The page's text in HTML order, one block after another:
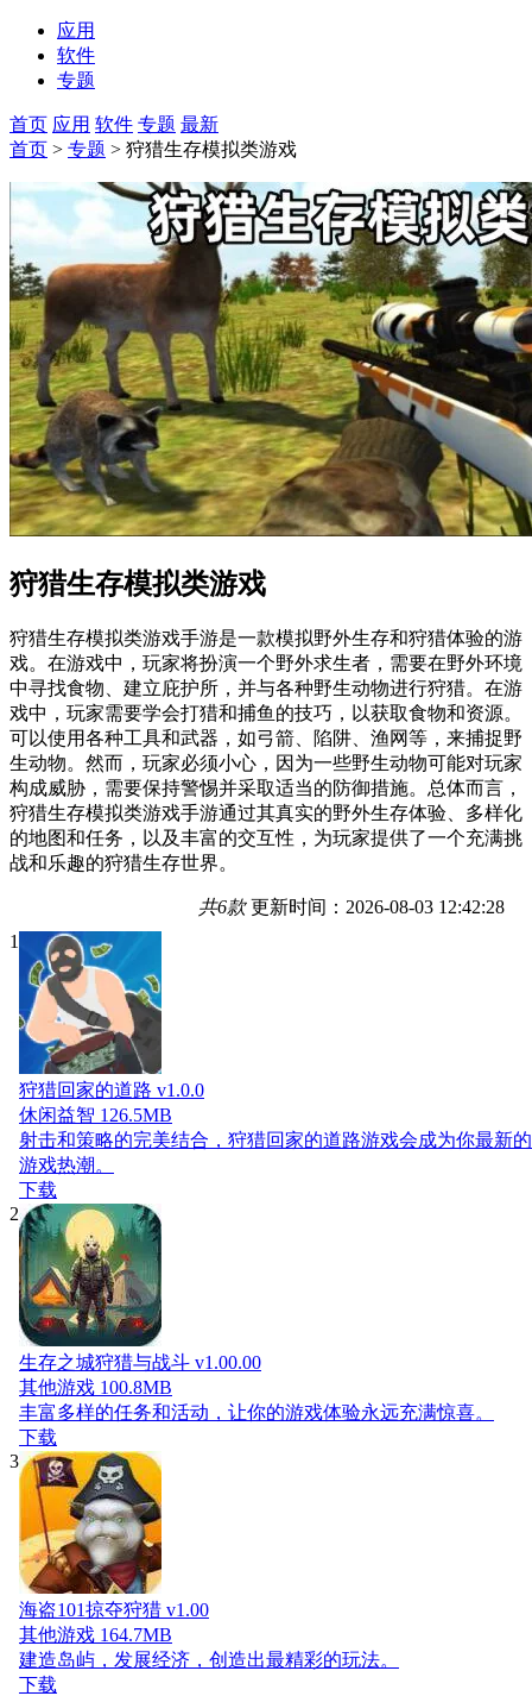
应用
软件
专题
首页 应用 软件 专题 最新
首页 > 专题 > 狩猎生存模拟类游戏
狩猎生存模拟类游戏
狩猎生存模拟类游戏手游是一款模拟野外生存和狩猎体验的游
戏。在游戏中，玩家将扮演一个野外求生者，需要在野外环境
中寻找食物、建立庇护所，并与各种野生动物进行狩猎。在游
戏中，玩家需要学会打猎和捕鱼的技巧，以获取食物和资源。
可以使用各种工具和武器，如弓箭、陷阱、渔网等，来捕捉野
生动物。然而，玩家必须小心，因为一些野生动物可能对玩家
构成威胁，需要保持警惕并采取适当的防御措施。总体而言，
狩猎生存模拟类游戏手游通过其真实的野外生存体验、多样化
的地图和任务，以及丰富的交互性，为玩家提供了一个充满挑
战和乐趣的狩猎生存世界。
共6款更新时间：2026-08-03 12:42:28
1
狩猎回家的道路 v1.0.0
休闲益智 126.5MB
射击和策略的完美结合，狩猎回家的道路游戏会成为你最新的
游戏热潮。
下载
2
生存之城狩猎与战斗 v1.00.00
其他游戏 100.8MB
丰富多样的任务和活动，让你的游戏体验永远充满惊喜。
下载
3
海盗101掠夺狩猎 v1.00
其他游戏 164.7MB
建造岛屿，发展经济，创造出最精彩的玩法。
下载